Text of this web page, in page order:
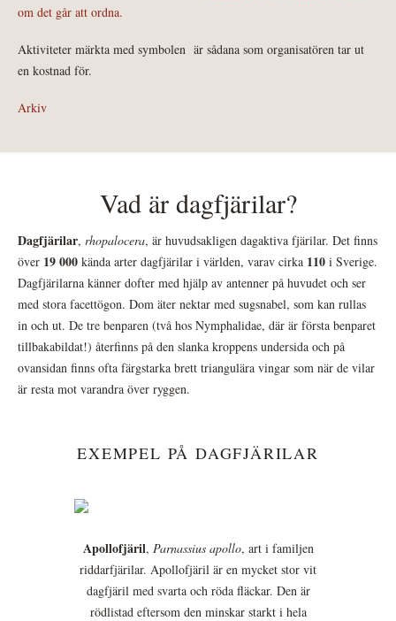
om det går att ordna.
Aktiviteter märkta med symbolen är sådana som organisatören tar ut
en kostnad för.
Arkiv
Vad är dagfjärilar?
Dagfjärilar, rhopalocera, är huvudsakligen dagaktiva fjärilar. Det finns
över 19 000 kända arter dagfjärilar i världen, varav cirka 110 i Sverige.
Dagfjärilarna känner dofter med hjälp av antenner på huvudet och ser
med stora facettögon. Dom äter nektar med sugsnabel, som kan rullas
in och ut. De tre benparen (två hos Nymphalidae, där är första benparet
tillbakabildat!) återfinns på den slanka kroppens undersida och på
ovansidan finns ofta färgstarka brett triangulära vingar som när de vilar
är resta mot varandra över ryggen.
EXEMPEL PÅ DAGFJÄRILAR
Apollofjäril, Parnassius apollo, art i familjen
riddarfjärilar. Apollofjäril är en mycket stor vit
dagfjäril med svarta och röda fläckar. Den är
rödlistad eftersom den minskar starkt i hela